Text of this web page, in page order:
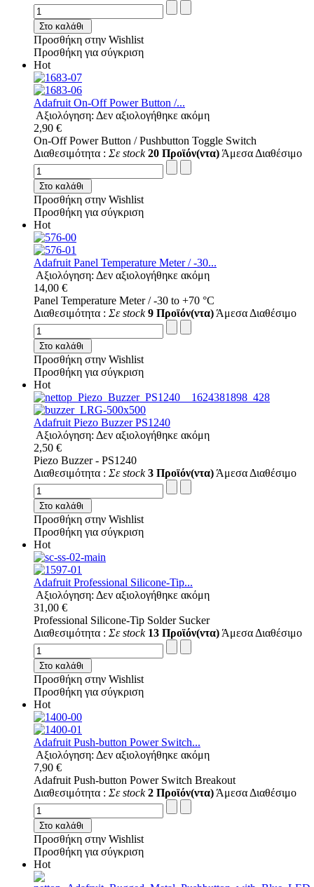
Στο καλάθι
Προσθήκη στην Wishlist
Προσθήκη για σύγκριση
Hot
Adafruit On-Off Power Button /...
Αξιολόγηση: Δεν αξιολογήθηκε ακόμη
2,90 €
On-Off Power Button / Pushbutton Toggle Switch
Διαθεσιμότητα : Σε stock 20 Προϊόν(ντα) Άμεσα Διαθέσιμο
Στο καλάθι
Προσθήκη στην Wishlist
Προσθήκη για σύγκριση
Hot
Adafruit Panel Temperature Meter / -30...
Αξιολόγηση: Δεν αξιολογήθηκε ακόμη
14,00 €
Panel Temperature Meter / -30 to +70 °C
Διαθεσιμότητα : Σε stock 9 Προϊόν(ντα) Άμεσα Διαθέσιμο
Στο καλάθι
Προσθήκη στην Wishlist
Προσθήκη για σύγκριση
Hot
Adafruit Piezo Buzzer PS1240
Αξιολόγηση: Δεν αξιολογήθηκε ακόμη
2,50 €
Piezo Buzzer - PS1240
Διαθεσιμότητα : Σε stock 3 Προϊόν(ντα) Άμεσα Διαθέσιμο
Στο καλάθι
Προσθήκη στην Wishlist
Προσθήκη για σύγκριση
Hot
Adafruit Professional Silicone-Tip...
Αξιολόγηση: Δεν αξιολογήθηκε ακόμη
31,00 €
Professional Silicone-Tip Solder Sucker
Διαθεσιμότητα : Σε stock 13 Προϊόν(ντα) Άμεσα Διαθέσιμο
Στο καλάθι
Προσθήκη στην Wishlist
Προσθήκη για σύγκριση
Hot
Adafruit Push-button Power Switch...
Αξιολόγηση: Δεν αξιολογήθηκε ακόμη
7,90 €
Adafruit Push-button Power Switch Breakout
Διαθεσιμότητα : Σε stock 2 Προϊόν(ντα) Άμεσα Διαθέσιμο
Στο καλάθι
Προσθήκη στην Wishlist
Προσθήκη για σύγκριση
Hot